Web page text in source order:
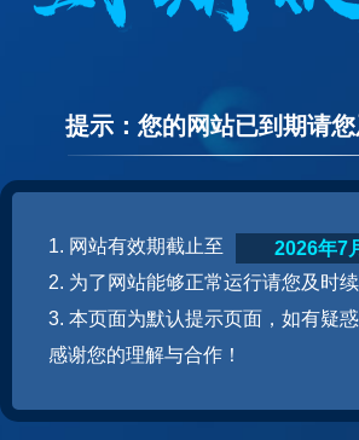
提示：您的网站已到期请您
1. 网站有效期截止至
2. 为了网站能够正常运行请您及时
3. 本页面为默认提示页面，如有疑
感谢您的理解与合作！
2026年7